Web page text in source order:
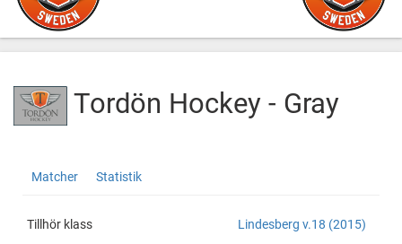
Tordön Hockey - Gray
Hockey
Gray
cupid=39586&id=184850
Matcher Statistik
Tillhör klass Lindesberg v.18 (2015)